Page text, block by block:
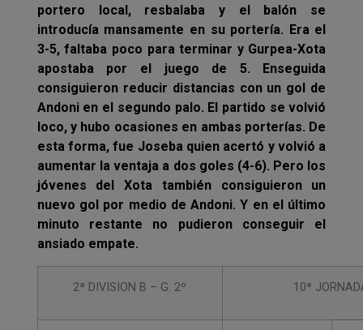
portero local, resbalaba y el balón se
introducía mansamente en su portería. Era el
3-5, faltaba poco para terminar y Gurpea-Xota
apostaba por el juego de 5. Enseguida
consiguieron reducir distancias con un gol de
Andoni en el segundo palo. El partido se volvió
loco, y hubo ocasiones en ambas porterías. De
esta forma, fue Joseba quien acertó y volvió a
aumentar la ventaja a dos goles (4-6). Pero los
jóvenes del Xota también consiguieron un
nuevo gol por medio de Andoni. Y en el último
minuto restante no pudieron conseguir el
ansiado empate.
2ª DIVISION B – G. 2º 10ª